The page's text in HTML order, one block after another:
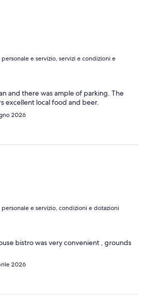
e servizio, servizi e condizioni e
and there was ample of parking. The
excellent local food and beer.
2026
e servizio, condizioni e dotazioni
bistro was very convenient , grounds
2026